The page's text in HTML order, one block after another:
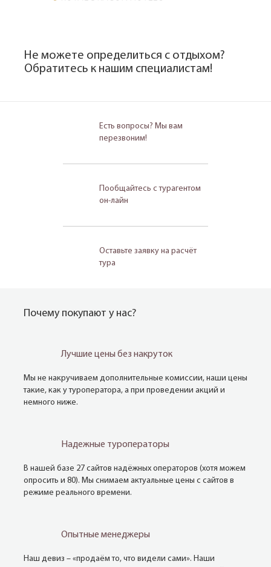
Не можете определиться с отдыхом?
Обратитесь к нашим специалистам!
Есть вопросы? Мы вам
перезвоним!
Пообщайтесь с турагентом
он-лайн
Оставьте заявку на расчёт
тура
Почему покупают у нас?
Лучшие цены без накруток
Мы не накручиваем дополнительные комиссии, наши цены
такие, как у туроператора, а при проведении акций и
немного ниже.
Надежные туроператоры
В нашей базе 27 сайтов надёжных операторов (хотя можем
опросить и 80). Мы снимаем актуальные цены с сайтов в
режиме реального времени.
Опытные менеджеры
Наш девиз – «продаём то, что видели сами». Наши